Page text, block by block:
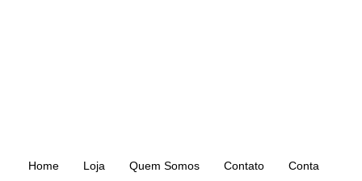
Home Loja Quem Somos Contato Conta